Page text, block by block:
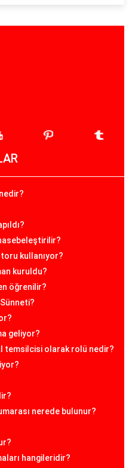
kullanıyor?
kuruldu?
öğrenilir?
geliyor?
temsilcisi olarak rolü nedir?
nerede bulunur?
hangileridir?